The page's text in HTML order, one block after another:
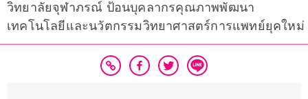
วิทยาลัยจุฬาภรณ์ ป้อนบุคลากรคุณภาพพัฒนา
เทคโนโลยีและนวัตกรรมวิทยาศาสตร์การแพทย์ยุคใหม่